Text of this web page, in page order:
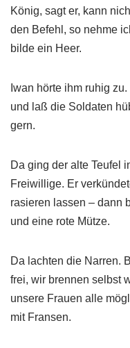
König, sagt er, kann
den Befehl, so nehme
bilde ein Heer.
Iwan hörte ihm ruhig
und laß die Soldaten
gern.
Da ging der alte Teufel
Freiwillige. Er
rasieren lassen – dann
und eine rote Mütze.
Da lachten die Narren.
frei, wir brennen selbst
unsere Frauen alle
mit Fransen.